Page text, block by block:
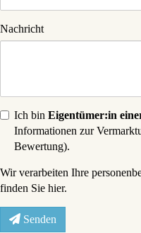
Nachricht
Ich bin Eigentümer:in
Informationen zur
Bewertung).
Wir verarbeiten Ihre
finden Sie hier.
Senden